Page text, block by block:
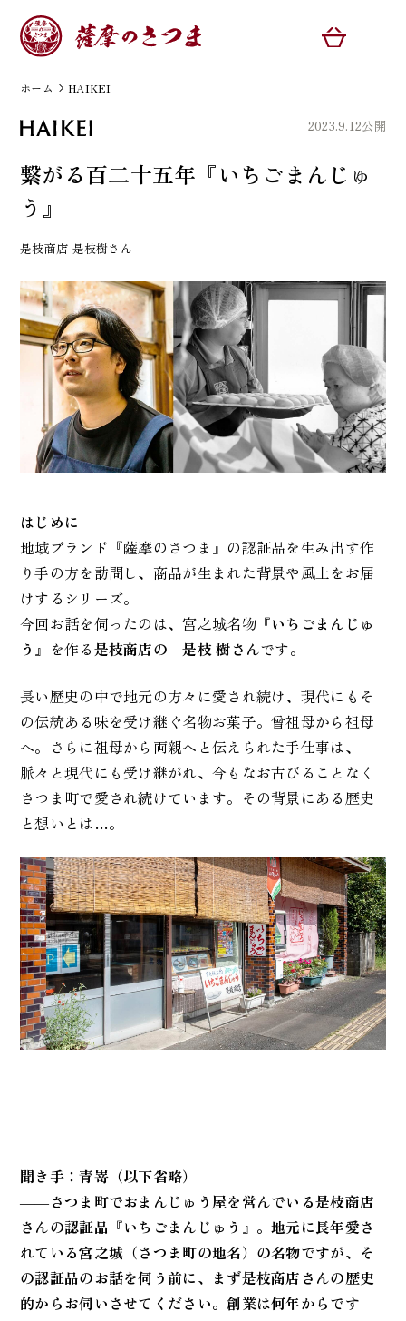
ホーム HAIKEI
2023.9.12公開
繋がる百二十五年『いちごまんじゅ
う』
是枝商店 是枝樹さん
はじめに
地域ブランド『薩摩のさつま』の認証品を生み出す作
り手の方を訪問し、商品が生まれた背景や風土をお届
けするシリーズ。
今回お話を伺ったのは、宮之城名物『いちごまんじゅ
う』 を作る是枝商店の 是枝 樹さんです。
長い歴史の中で地元の方々に愛され続け、現代にもそ
の伝統ある味を受け継ぐ名物お菓子。曾祖母から祖母
へ。さらに祖母から両親へと伝えられた手仕事は、
脈々と現代にも受け継がれ、今もなお古びることなく
さつま町で愛され続けています。その背景にある歴史
と想いとは…。
聞き手：青嵜（以下省略）
――さつま町でおまんじゅう屋を営んでいる是枝商店
さんの認証品『いちごまんじゅう』。地元に長年愛さ
れている宮之城（さつま町の地名）の名物ですが、そ
の認証品のお話を伺う前に、まず是枝商店さんの歴史
的からお伺いさせてください。創業は何年からです